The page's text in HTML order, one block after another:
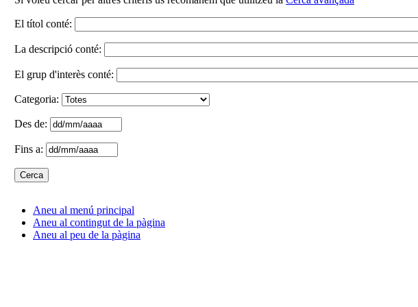
El títol conté:
La descripció conté:
El grup d'interès conté:
Categoria:
Des de:
Fins a:
Aneu al menú principal
Aneu al contingut de la pàgina
Aneu al peu de la pàgina